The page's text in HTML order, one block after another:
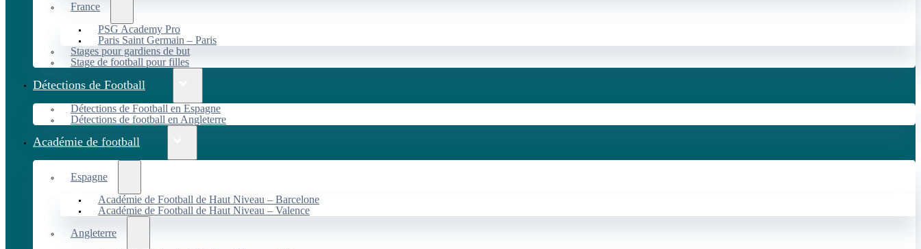
France
PSG Academy Pro
Paris Saint Germain – Paris
Stages pour gardiens de but
Stage de football pour filles
Détections de Football
Détections de Football en Espagne
Détections de football en Angleterre
Académie de football
Espagne
Académie de Football de Haut Niveau – Barcelone
Académie de Football de Haut Niveau – Valence
Angleterre